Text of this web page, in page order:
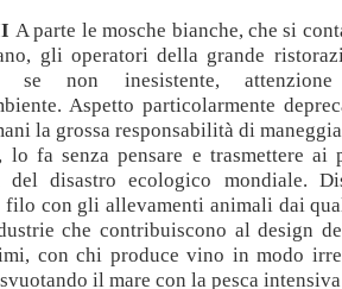
A parte le mosche bianche, che si
gli operatori della grande
se non inesistente,
Aspetto particolarmente
la grossa responsabilità di
lo fa senza pensare e trasmettere
del disastro ecologico mondiale.
filo con gli allevamenti animali dai
che contribuiscono al design
con chi produce vino in modo
il mare con la pesca